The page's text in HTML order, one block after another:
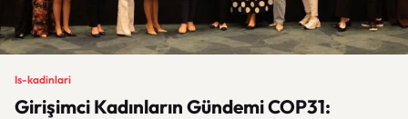
Is-kadinlari
Girişimci Kadınların Gündemi COP31: